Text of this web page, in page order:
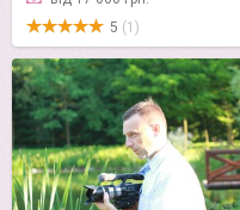
5 (1)